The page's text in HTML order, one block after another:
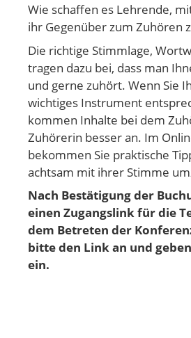
Wie schaffen es Lehrende,
ihr Gegenüber zum Zuhören
Die richtige Stimmlage,
tragen dazu bei, dass man
und gerne zuhört. Wenn Sie
wichtiges Instrument
kommen Inhalte bei dem
Zuhörerin besser an. Im
bekommen Sie praktische
achtsam mit ihrer Stimme
Nach Bestätigung der
einen Zugangslink für die
dem Betreten der
bitte den Link an und
ein.